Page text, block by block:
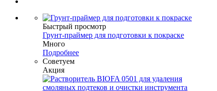
Быстрый просмотр
Грунт-праймер для подготовки к покраске
Много
Подробнее
Советуем
Акция